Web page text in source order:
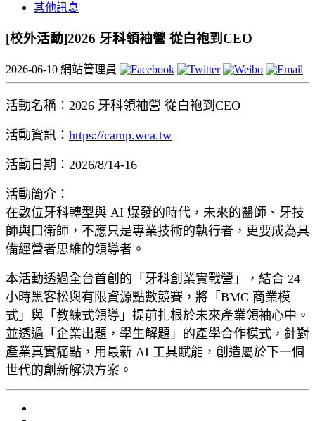
其他訊息
[校外活動]2026 牙科領袖營 從白袍到CEO
2026-06-10 網站管理員
活動名稱：2026 牙科領袖營 從白袍到CEO
活動資訊： https://camp.wca.tw
活動日期：2026/8/14-16
活動簡介：
在數位牙科轉型與 AI 爆發的時代，未來的醫師、牙技
師與口衛師， 不應只是專業技術的執行者，更要成為具
備經營者思維的領導者。
本活動透過全台首創的「牙科創業實戰營」，結合 24
小時黑客松與有限資源點數競賽，將「BMC 商業模
式」與「教練式領導」提前扎根於未來產業領袖心中。
並透過「企業出題，學生解題」的產學合作模式， 針對
產業真實痛點，用最新 AI 工具賦能，創造屬於下一個
世代的創新解決方案。